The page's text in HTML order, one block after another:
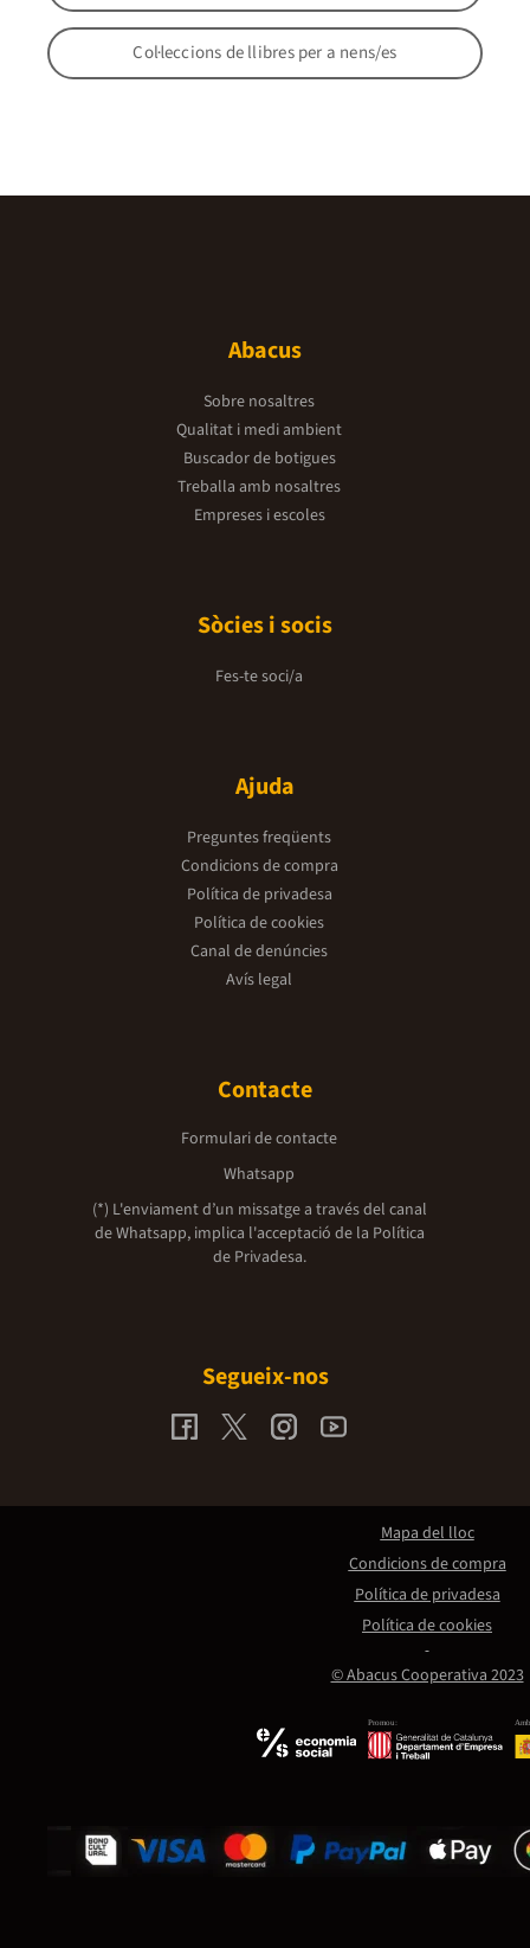
Col·leccions de llibres per a nens/es
Abacus
Sobre nosaltres
Qualitat i medi ambient
Buscador de botigues
Treballa amb nosaltres
Empreses i escoles
Sòcies i socis
Fes-te soci/a
Ajuda
Preguntes freqüents
Condicions de compra
Política de privadesa
Política de cookies
Canal de denúncies
Avís legal
Contacte
Formulari de contacte
Whatsapp
(*) L'enviament d’un missatge a través del canal
de Whatsapp, implica l'acceptació de la Política
de Privadesa.
Segueix-nos
Promou:
© Abacus Cooperativa 2023
Mapa del lloc
Condicions de compra
Política de privadesa
Política de cookies